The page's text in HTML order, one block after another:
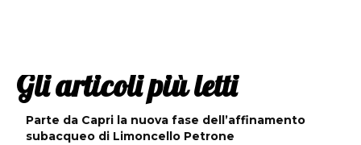
Gli articoli più letti
Parte da Capri la nuova fase dell’affinamento
subacqueo di Limoncello Petrone